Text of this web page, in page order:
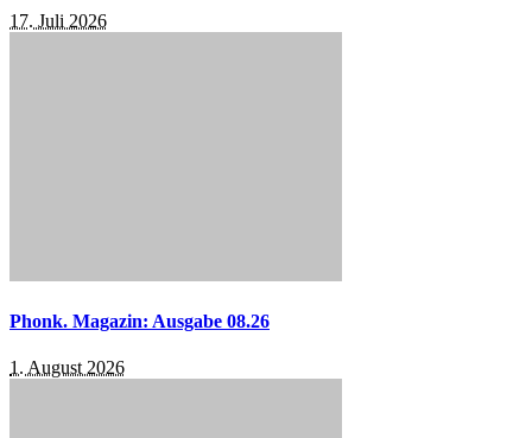
17. Juli 2026
Phonk. Magazin: Ausgabe 08.26
1. August 2026